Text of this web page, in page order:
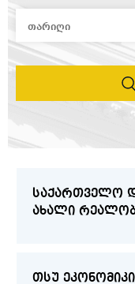
სტუდენტური
გამოყენებითი
ფიზიკის
UNIDROIT-ის
საჯარო
საქართველო
ახალი
თსუ